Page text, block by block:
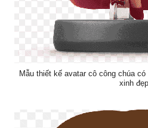
Mẫu thiết kế avatar cô công chúa
xinh đẹp